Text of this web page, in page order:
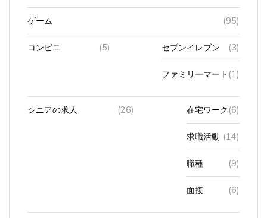
ゲーム (95)
コンビニ (5) セブンイレブン (3)
ファミリーマート(1)
シニアの求人 (26) 在宅ワーク(6)
求職活動 (14)
職種 (9)
面接 (6)
ショッピング (19) おしゃれ着 (7)